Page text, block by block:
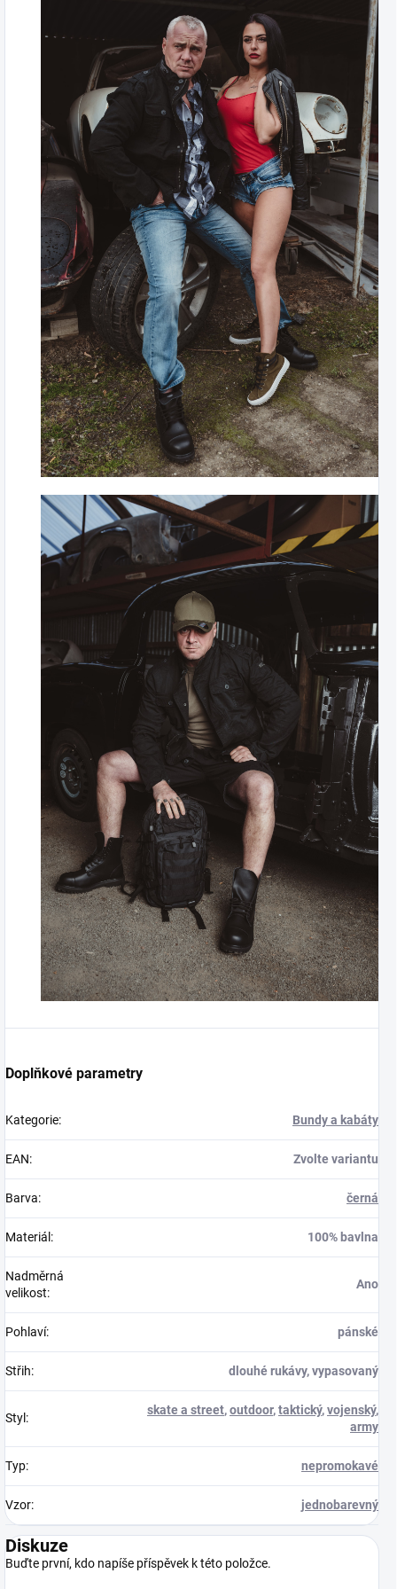
Doplňkové parametry
Kategorie: Bundy a kabáty
EAN: Zvolte variantu
Barva: černá
Materiál : 100% bavlna
Nadměrná
velikost:
Ano
Pohlaví: pánské
Střih: dlouhé rukávy, vypasovaný
Styl :
skate a street,outdoor,taktický,vojenský,
army
Typ: nepromokavé
Vzor: jednobarevný
Diskuze
Buďte první, kdo napíše příspěvek k této položce.